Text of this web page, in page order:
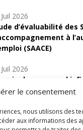
le consentement
nous utilisons des
aux informations des
2026
d’évaluabilité des
à
(SAACE)
2026
du personnel
d’offre de